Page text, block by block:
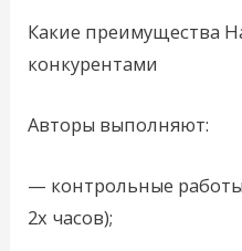
Какие преимущества
конкурентами
Авторы выполняют:
— контрольные работы
2х часов);